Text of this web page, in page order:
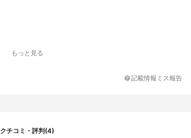
もっと見る
記載情報ミス報告
クチコミ・評判(4)